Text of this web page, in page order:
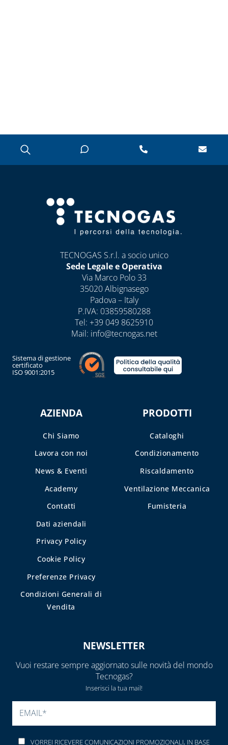
TECNOGAS S.r.l. a socio unico
Sede Legale e Operativa
Via Marco Polo 33
35020 Albignasego
Padova – Italy
P.IVA: 03859580288
Tel: +39 049 8625910
Mail: info@tecnogas.net
Sistema di gestione
certificato
ISO 9001:2015
AZIENDA
Chi Siamo
Lavora con noi
News & Eventi
Academy
Contatti
Dati aziendali
Privacy Policy
Cookie Policy
Preferenze Privacy
Condizioni Generali di
Vendita
PRODOTTI
Cataloghi
Condizionamento
Riscaldamento
Ventilazione Meccanica
Fumisteria
NEWSLETTER
Vuoi restare sempre aggiornato sulle novità del mondo
Tecnogas?
Inserisci la tua mail!
VORREI RICEVERE COMUNICAZIONI PROMOZIONALI, IN BASE